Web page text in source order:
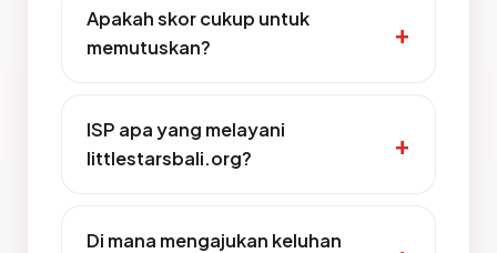
Apakah skor cukup untuk
memutuskan?
ISP apa yang melayani
littlestarsbali.org?
Di mana mengajukan keluhan